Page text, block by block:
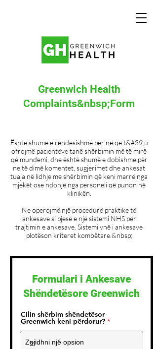
Greenwich Health
Complaints&nbsp;Form
Është shumë e rëndësishme për ne që t&#39;u
ofrojmë pacientëve tanë shërbimin më të mirë
që mundemi, dhe është shumë e dobishme për
ne të dimë komentet, sugjerimet dhe ankesat
tuaja në lidhje me shërbimin që keni marrë nga
mjekët ose ndonjë nga personeli që punon në
klinikën.
Ne operojmë një procedurë praktike të
ankesave si pjesë e një sistemi NHS për
trajtimin e ankesave. Sistemi ynë i ankesave
plotëson kriteret kombëtare.&nbsp;
Formulari i Ankesave
Shëndetësore Greenwich
Cilin shërbim shëndetësor
Greenwich keni përdorur?